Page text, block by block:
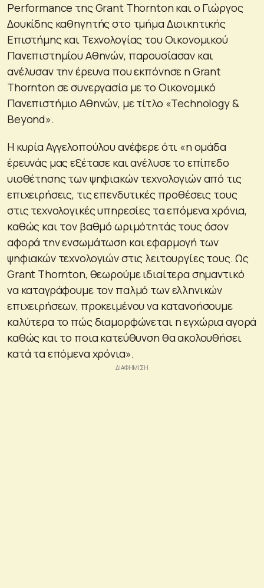
Performance της Grant Thornton και ο Γιώργος
Δουκίδης καθηγητής στο τμήμα Διοικητικής
Επιστήμης και Τεχνολογίας του Οικονομικού
Πανεπιστημίου Αθηνών, παρουσίασαν και
ανέλυσαν την έρευνα που εκπόνησε η Grant
Thornton σε συνεργασία με το Οικονομικό
Πανεπιστήμιο Αθηνών, με τίτλο «Technology &
Beyond».
Η κυρία Αγγελοπούλου ανέφερε ότι «η ομάδα
έρευνάς μας εξέτασε και ανέλυσε το επίπεδο
υιοθέτησης των ψηφιακών τεχνολογιών από τις
επιχειρήσεις, τις επενδυτικές προθέσεις τους
στις τεχνολογικές υπηρεσίες τα επόμενα χρόνια,
καθώς και τον βαθμό ωριμότητάς τους όσον
αφορά την ενσωμάτωση και εφαρμογή των
ψηφιακών τεχνολογιών στις λειτουργίες τους. Ως
Grant Thornton, θεωρούμε ιδιαίτερα σημαντικό
να καταγράφουμε τον παλμό των ελληνικών
επιχειρήσεων, προκειμένου να κατανοήσουμε
καλύτερα το πώς διαμορφώνεται η εγχώρια αγορά
καθώς και το ποια κατεύθυνση θα ακολουθήσει
κατά τα επόμενα χρόνια».